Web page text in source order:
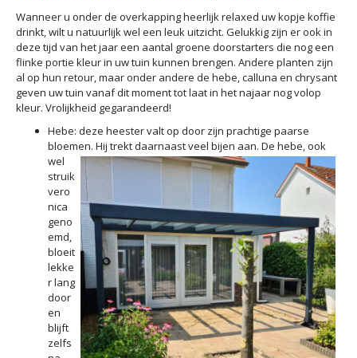
Wanneer u onder de overkapping heerlijk relaxed uw kopje koffie
drinkt, wilt u natuurlijk wel een leuk uitzicht. Gelukkig zijn er ook in
deze tijd van het jaar een aantal groene doorstarters die nog een
flinke portie kleur in uw tuin kunnen brengen. Andere planten zijn
al op hun retour, maar onder andere de hebe, calluna en chrysant
geven uw tuin vanaf dit moment tot laat in het najaar nog volop
kleur. Vrolijkheid gegarandeerd!
Hebe: deze heester valt op door zijn prachtige paarse
bloemen. Hij trekt daarnaast veel bijen aan. De hebe, ook
wel
struik
vero
nica
geno
emd,
bloeit
lekke
r lang
door
en
blijft
zelfs